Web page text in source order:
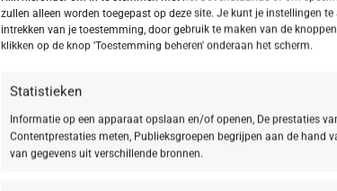
zullen alleen worden toegepast op deze site. Je kunt je instellingen
intrekken van je toestemming, door gebruik te maken van de
klikken op de knop 'Toestemming beheren' onderaan het scherm.
Statistieken
Informatie op een apparaat opslaan en/of openen, De prestaties
Contentprestaties meten, Publieksgroepen begrijpen aan de hand
van gegevens uit verschillende bronnen.
SKU: 403302